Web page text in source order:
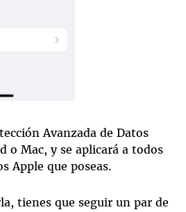
Avanzada de Datos
o Mac, y se aplicará a todos
Apple que poseas.
tienes que seguir un par de